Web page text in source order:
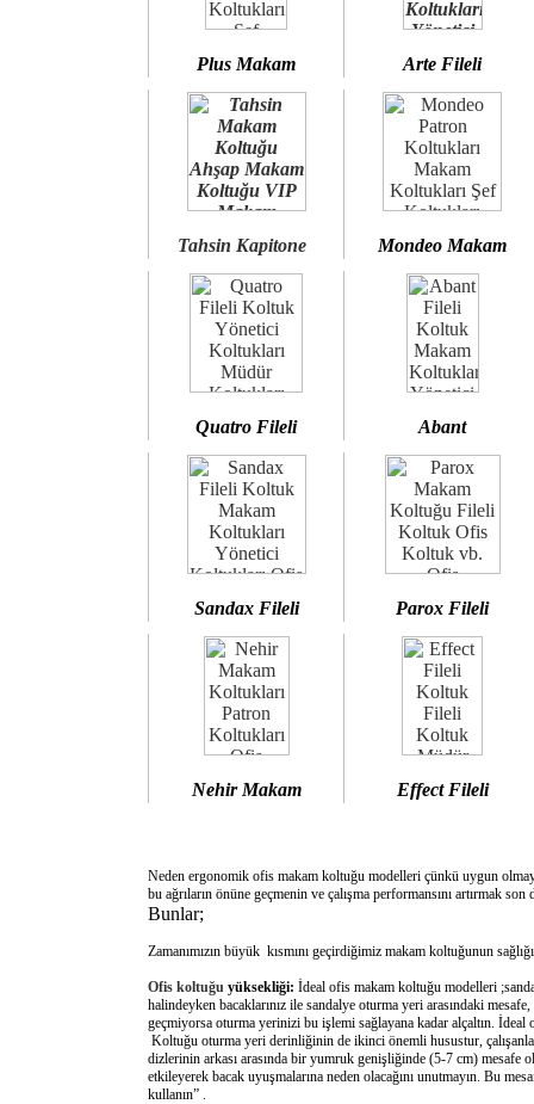
Plus Makam Arte Fileli
Tahsin Kapitone Mondeo Makam
Quatro Fileli Abant
Sandax Fileli Parox Fileli
Nehir Makam Effect Fileli
Neden ergonomik ofis makam koltuğu modelleri çünkü uygun
bu ağrıların önüne geçmenin ve çalışma performansını artırmak
Bunlar;
Zamanımızın büyük kısmını geçirdiğimiz makam koltuğunun
Ofis koltuğu yüksekliği: İdeal ofis makam koltuğu modelleri
halindeyken bacaklarınız ile sandalye oturma yeri arasındaki
geçmiyorsa oturma yerinizi bu işlemi sağlayana kadar alçaltın.
Koltuğu oturma yeri derinliğinin de ikinci önemli husustur,
dizlerinin arkası arasında bir yumruk genişliğinde (5-7 cm) mesafe
etkileyerek bacak uyuşmalarına neden olacağını unutmayın. Bu
kullanın” .